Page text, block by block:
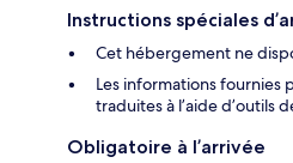
Instructions spéciales
Cet hébergement ne
Les informations fournies
traduites à l’aide d’outils
Obligatoire à l’arrivée